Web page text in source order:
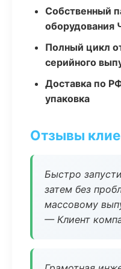
Собственный
оборудования
Полный цикл
серийного
Доставка по
упаковка
Отзывы
Быстро
затем без
массовому
— Клиент